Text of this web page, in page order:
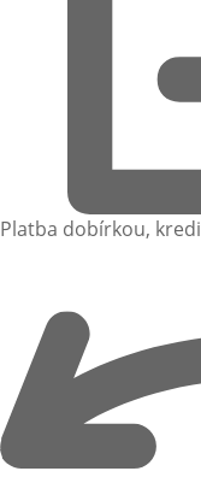
Platba dobírkou,